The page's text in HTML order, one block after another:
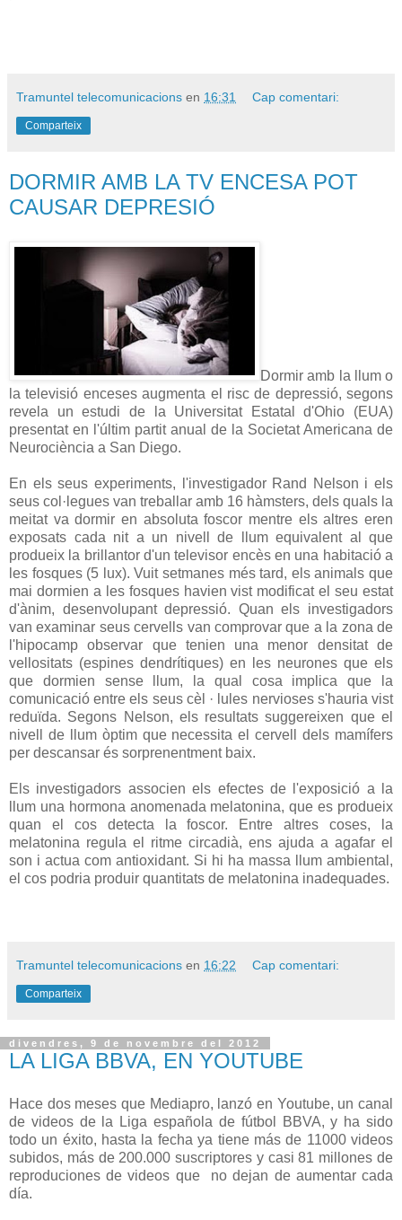
Tramuntel telecomunicacions en 16:31 Cap comentari:
Comparteix
DORMIR AMB LA TV ENCESA POT
CAUSAR DEPRESIÓ
Dormir amb la llum o
la televisió enceses augmenta el risc de depressió, segons
revela
un estudi de la Universitat Estatal d'Ohio (EUA)
presentat en l'últim partit anual de la Societat Americana de
Neurociència a San Diego.
En els seus experiments, l'investigador Rand Nelson i els
seus col·legues van treballar amb 16 hàmsters, dels quals la
meitat va dormir en absoluta foscor mentre els altres eren
exposats cada nit a un nivell de llum equivalent al que
produeix la brillantor d'un televisor encès en una habitació a
les fosques (5 lux).Vuit setmanes més tard, els animals que
mai dormien a les fosques havien vist modificat el seu estat
d'ànim, desenvolupant depressió. Quan els investigadors
van examinar seus cervells van comprovar que a la zona de
l'hipocamp
observar que tenien una menor densitat
de
vellositats (espines dendrítiques) en les neurones que els
que
dormien sense llum, la qual cosa implica
que la
comunicació entre els seus cèl · lules nervioses s'hauria vist
reduïda. Segons Nelson, els resultats suggereixen que el
nivell
de llum òptim que necessita el cervell dels mamífers
per descansar és sorprenentment baix.
Els investigadors associen els efectes de l'exposició a
la
llum una hormona anomenada melatonina,que es produeix
quan
el cos detecta la foscor. Entre altres coses,
la
melatonina regula el ritme circadià, ens ajuda a agafar el
son i actua com antioxidant. Si hi ha massa llum ambiental ,
el cos podria produir quantitats de melatonina inadequades.
Tramuntel telecomunicacions en 16:22 Cap comentari:
Comparteix
divendres, 9 de novembre del 2012
LA LIGA BBVA, EN YOUTUBE
Hace dos meses que Mediapro, lanzó en Youtube, un canal
de videos de la Liga española de fútbol BBVA, y ha sido
todo un éxito, hasta la fecha ya tiene más de 11000 videos
subidos, más de 200.000 suscriptores y casi 81 millones de
reproduciones de videos que no dejan de aumentar cada
día.